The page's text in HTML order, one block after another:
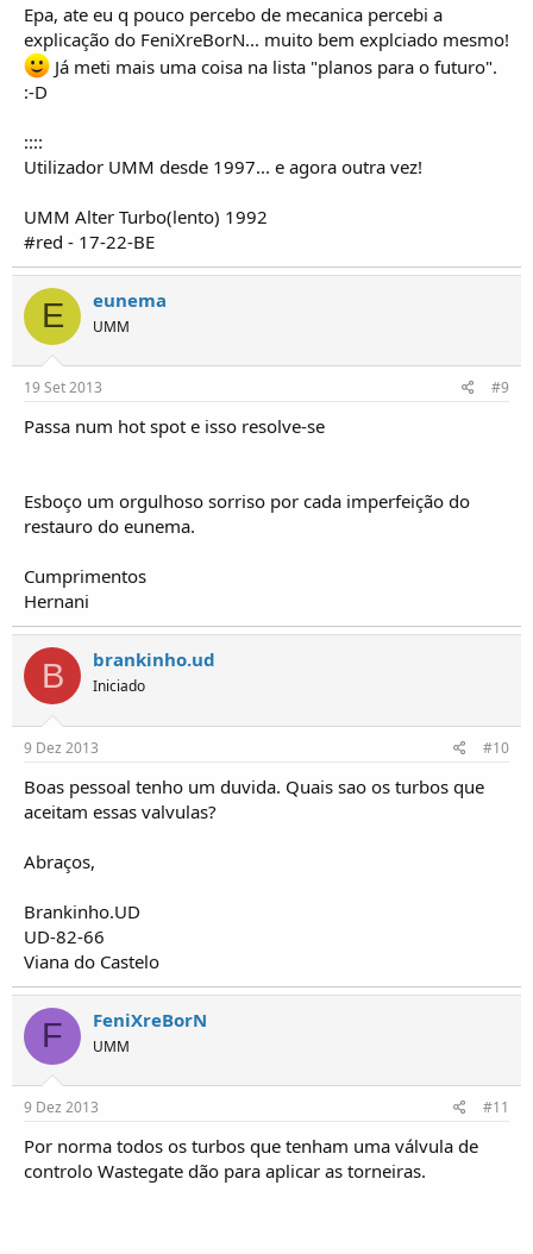
Epa, ate eu q pouco percebo de mecanica percebi a
explicação do FeniXreBorN... muito bem explciado mesmo!
Já meti mais uma coisa na lista "planos para o futuro".
:-D
::::
Utilizador UMM desde 1997... e agora outra vez!
UMM Alter Turbo(lento) 1992
#red - 17-22-BE
E eunema
UMM
19 Set 2013 #9
Passa num hot spot e isso resolve-se
Esboço um orgulhoso sorriso por cada imperfeição do
restauro do eunema.
Cumprimentos
Hernani
B brankinho.ud
Iniciado
9 Dez 2013 #10
Boas pessoal tenho um duvida. Quais sao os turbos que
aceitam essas valvulas?
Abraços,
Brankinho.UD
UD-82-66
Viana do Castelo
F FeniXreBorN
UMM
9 Dez 2013 #11
Por norma todos os turbos que tenham uma válvula de
controlo Wastegate dão para aplicar as torneiras.